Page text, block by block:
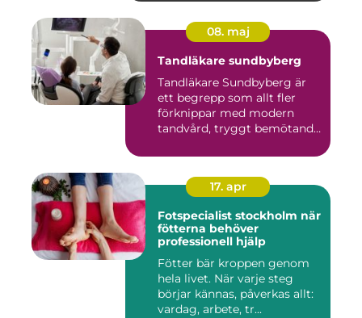
08. maj
Tandläkare sundbyberg
Tandläkare Sundbyberg är
ett begrepp som allt fler
förknippar med modern
tandvård, tryggt bemötande
17. apr
Fotspecialist stockholm när
fötterna behöver
professionell hjälp
Fötter bär kroppen genom
hela livet. När varje steg
börjar kännas, påverkas allt:
vardag, arbete, tr...